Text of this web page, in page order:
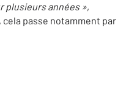
plusieurs années »,
passe notamment par